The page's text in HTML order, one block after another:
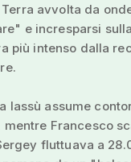
avvolta da
e incresparsi sulla
più intenso dalla
lassù assume
Francesco
fluttuava a